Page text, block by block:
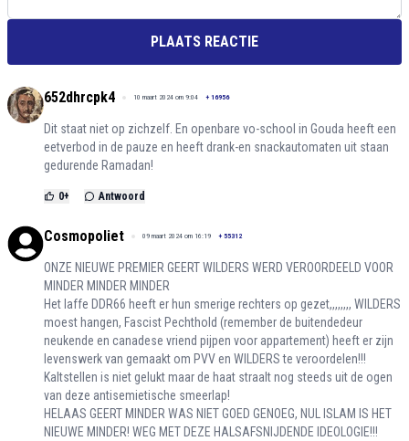
PLAATS REACTIE
652dhrcpk4 10 maart 2024 om 9:04 + 16956
Dit staat niet op zichzelf. En openbare vo-school in Gouda heeft een
eetverbod in de pauze en heeft drank-en snackautomaten uit staan
gedurende Ramadan!
0+ Antwoord
Cosmopoliet 09 maart 2024 om 16:19 + 55312
ONZE NIEUWE PREMIER GEERT WILDERS WERD VEROORDEELD VOOR
MINDER MINDER MINDER
Het laffe DDR66 heeft er hun smerige rechters op gezet,,,,,,,, WILDERS
moest hangen, Fascist Pechthold (remember de buitendedeur
neukende en canadese vriend pijpen voor appartement) heeft er zijn
levenswerk van gemaakt om PVV en WILDERS te veroordelen!!!
Kaltstellen is niet gelukt maar de haat straalt nog steeds uit de ogen
van deze antisemietische smeerlap!
HELAAS GEERT MINDER WAS NIET GOED GENOEG, NUL ISLAM IS HET
NIEUWE MINDER! WEG MET DEZE HALSAFSNIJDENDE IDEOLOGIE!!!